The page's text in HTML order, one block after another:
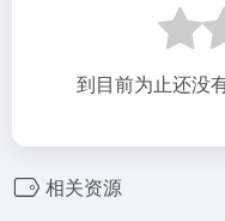
到目前为止还没
相关资源